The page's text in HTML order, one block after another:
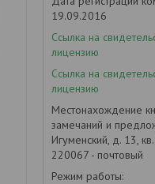
19.09.2016
Ссылка на
лицензию
Ссылка на
лицензию
Местонахождение
замечаний и
Игуменский, д. 13,
220067 - почтовый
Режим работы: